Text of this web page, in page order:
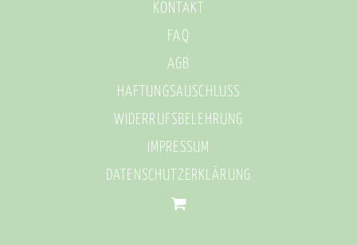
KONTAKT
FAQ
AGB
HAFTUNGSAUSCHLUSS
WIDERRUFSBELEHRUNG
IMPRESSUM
DATENSCHUTZERKLÄRUNG